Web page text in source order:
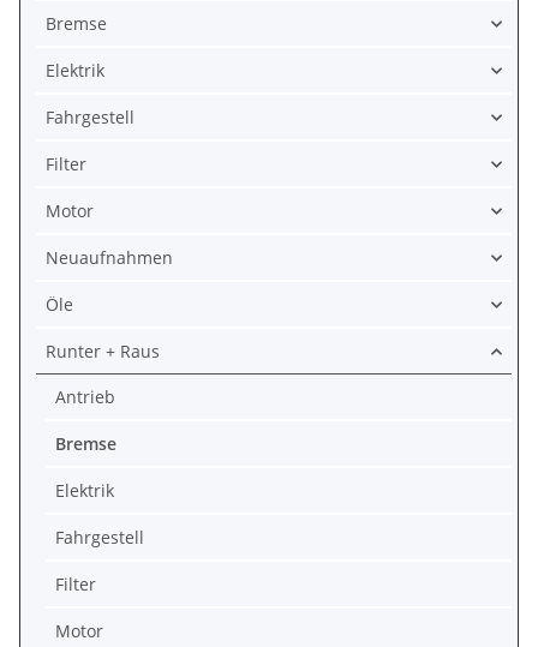
Bremse
Elektrik
Fahrgestell
Filter
Motor
Neuaufnahmen
Öle
Runter + Raus
Antrieb
Bremse
Elektrik
Fahrgestell
Filter
Motor